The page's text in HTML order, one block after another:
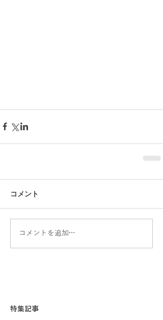
コメント
コメントを追加…
特集記事